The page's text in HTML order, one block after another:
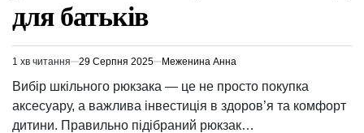
для батьків
Орієнтовний
час
читання
1 хв читання 29 Серпня 2025 Меженина Анна
Вибір шкільного рюкзака — це не просто покупка
аксесуару, а важлива інвестиція в здоров’я та комфорт
дитини. Правильно підібраний рюкзак…